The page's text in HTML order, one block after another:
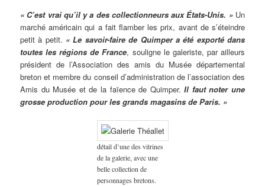
« C’est vrai qu’il y a des collectionneurs aux États-Unis. »Un
marché américain qui a fait flamber les prix, avant de s’éteindre
petit à petit. « Le savoir-faire de Quimper a été exporté dans
toutes les régions de France, souligne le galeriste, par ailleurs
président de l’Association des amis du Musée départemental
breton et membre du conseil d’administration de l’association des
Amis du Musée et de la faïence de Quimper. Il faut noter une
grosse production pour les grands magasins de Paris. »
détail d’une des vitrines
de la galerie, avec une
belle collection de
personnages bretons.